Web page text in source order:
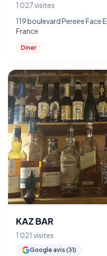
1 027 visites
119 boulevard Pereire Face
France
Diner
KAZ BAR
1 021 visites
Google avis (31)